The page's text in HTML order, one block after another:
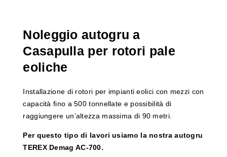
Noleggio autogru a
Casapulla per rotori pale
eoliche
Installazione di rotori per impianti eolici con mezzi con
capacità fino a 500 tonnellate e possibilità di
raggiungere un’altezza massima di 90 metri.
Per questo tipo di lavori usiamo la nostra autogru
TEREX Demag AC-700.